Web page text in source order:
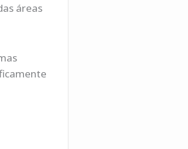
áreas